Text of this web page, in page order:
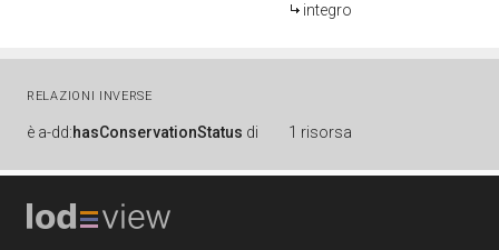
integro
RELAZIONI INVERSE
è a-dd:hasConservationStatus di 1 risorsa